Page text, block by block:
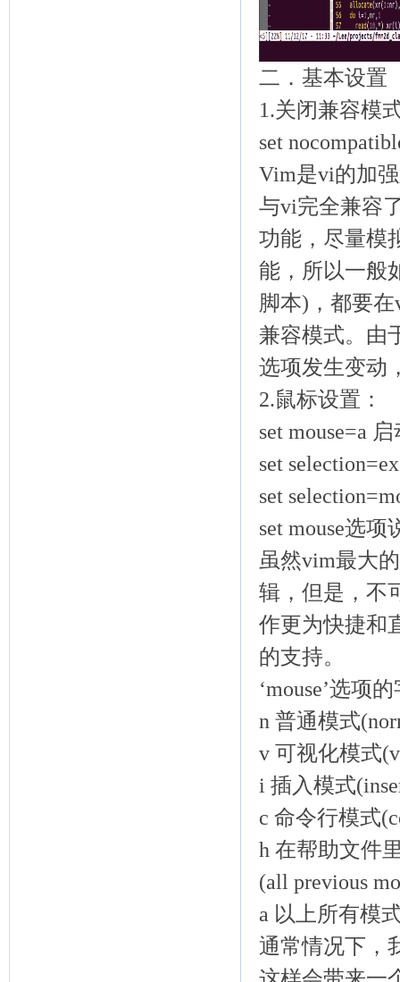
二．基本设置
1.关闭兼容模
set
Vim是vi的加
与vi完全兼容
功能，尽量模
能，所以一般
脚本)，都要在
兼容模式。由
选项发生变动
2.鼠标设置：
set mouse=a
set
set
set mouse选项
虽然vim最大
辑，但是，不
作更为快捷和
的支持。
‘mouse’选项
n 普通模式
v 可视化模式
i 插入模式
c 命令行模式
h 在帮助文件
(all previous
a 以上所有模
通常情况下，